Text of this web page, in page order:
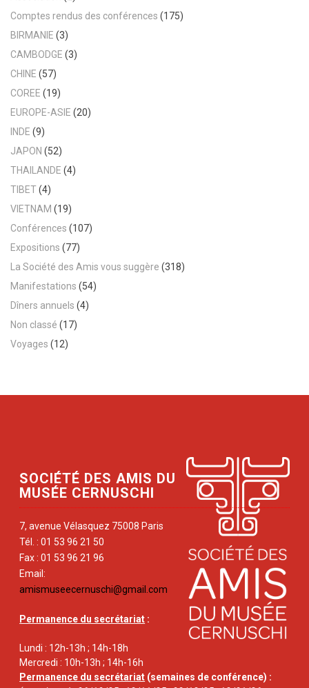
Comptes rendus des conférences (175)
BIRMANIE (3)
CAMBODGE (3)
CHINE (57)
COREE (19)
EUROPE-ASIE (20)
INDE (9)
JAPON (52)
THAILANDE (4)
TIBET(4)
VIETNAM (19)
Conférences (107)
Expositions (77)
La Société des Amis vous suggère (318)
Manifestations (54)
Dîners annuels (4)
Non classé (17)
Voyages (12)
SOCIÉTÉ DES AMIS DU
MUSÉE CERNUSCHI
7, avenue Vélasquez 75008 Paris
Tél. : 01 53 96 21 50
Fax : 01 53 96 21 96
Email:
amismuseecernuschi@gmail.com
Permanence du secrétariat :
Lundi : 12h-13h ; 14h-18h
Mercredi : 10h-13h ; 14h-16h
Permanence du secrétariat (semaines de conférence) :